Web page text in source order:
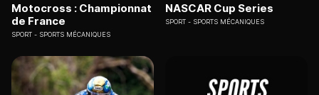
Motocross : Championnat
de France
SPORT SPORTS MÉCANIQUES
NASCAR Cup Series
SPORT SPORTS MÉCANIQUES